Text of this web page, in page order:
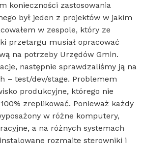
konieczności zastosowania
był jeden z projektów w jakim
w zespole, który ze
przetargu musiał opracować
na potrzeby Urzędów Gmin.
następnie sprawdzaliśmy ją na
– test/dev/stage. Problemem
produkcyjne, którego nie
zreplikować. Ponieważ każdy
w różne komputery,
a na różnych systemach
rozmaite sterowniki i